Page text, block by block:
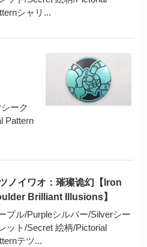
シャリ...
ーク
Pattern
ノイワオ：璀璨诡幻【Iron
Brilliant Illusions】
プル/Purpleシルバー/Silverシー
ット/Secret 絵柄/Pictorial
テツ...